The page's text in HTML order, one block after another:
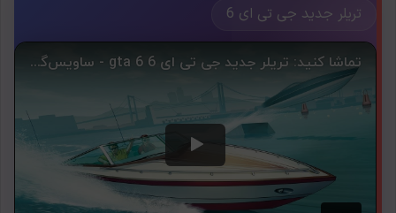
تریلر جدید جی تی ای 6